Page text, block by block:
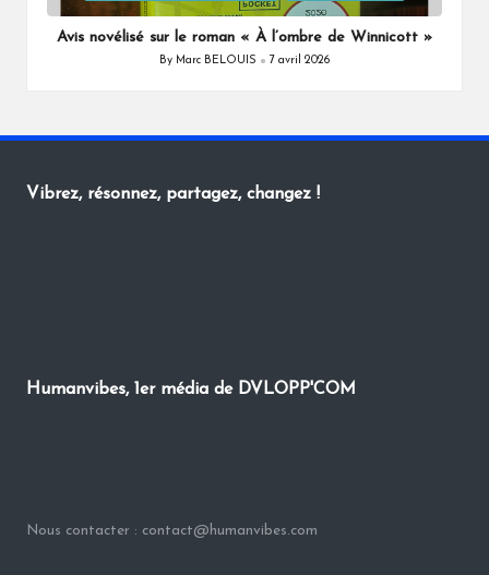
in
Avis novélisé sur le roman « À l’ombre de Winnicott »
Posted
By Marc BELOUIS 7 avril 2026
Vibrez, résonnez, partagez, changez !
Humanvibes, 1er média de DVLOPP'COM
Nous contacter : contact@humanvibes.com